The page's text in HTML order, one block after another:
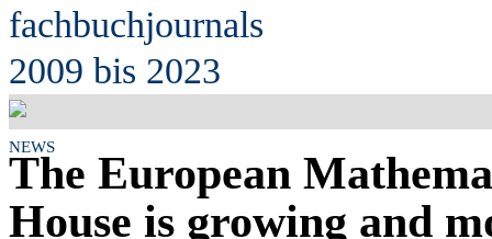
fachbuchjournals
2009 bis 2023
NEWS
The European
House is growing and